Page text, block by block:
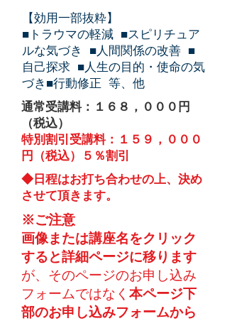
【効用一部抜粋】
■トラウマの軽減 ■スピリチュア
ルな気づき ■人間関係の改善 ■
自己探求 ■人生の目的・使命の気
づき■行動修正 等、他
通常受講料：１６８，０００円
（税込）
特別割引受講料：１５９，０００
円（税込）５％割引
​◆日程はお打ち合わせの上、決め
させて頂きます。
※ご注意
画像または講座名をクリック
すると詳細ページに移ります
が、​そのページのお申し込み
フォームではなく 本ページ下
部のお申し込みフォームから